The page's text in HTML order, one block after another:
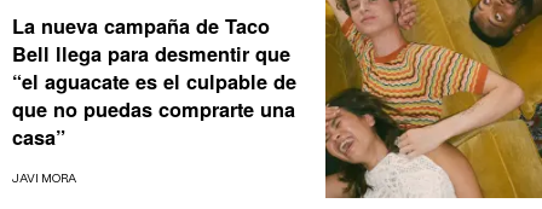
La nueva campaña de Taco
Bell llega para desmentir que
“el aguacate es el culpable de
que no puedas comprarte una
casa”
JAVI MORA